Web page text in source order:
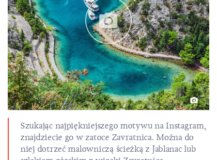
Szukając najpiękniejszego motywu na Instagram,
znajdziecie go w zatoce Zavratnica. Można do
niej dotrzeć malowniczą ścieżką z Jablanac lub